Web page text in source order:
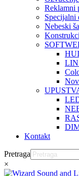
Reklamni
Specijalni
Nebeski
Kontakt
Pretraga
×